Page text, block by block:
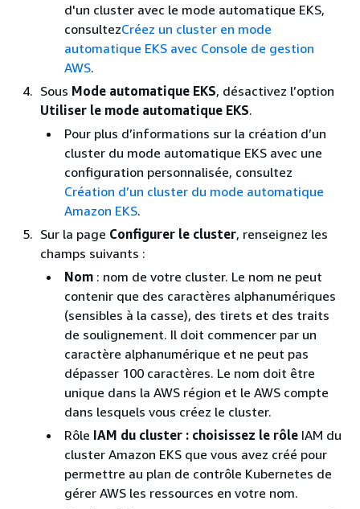
d'un cluster avec le mode automatique EKS,
consultezCréez un cluster en mode
automatique EKS avec Console de gestion
AWS.
Sous Mode automatique EKS, désactivez l’option
Utiliser le mode automatique EKS.
Pour plus d’informations sur la création d’un
cluster du mode automatique EKS avec une
configuration personnalisée, consultez
Création d’un cluster du mode automatique
Amazon EKS.
Sur la page Configurer le cluster, renseignez les
champs suivants :
Nom : nom de votre cluster. Le nom ne peut
contenir que des caractères alphanumériques
(sensibles à la casse), des tirets et des traits
de soulignement. Il doit commencer par un
caractère alphanumérique et ne peut pas
dépasser 100 caractères. Le nom doit être
unique dans la AWS région et le AWS compte
dans lesquels vous créez le cluster.
Rôle IAM du cluster : choisissez le rôle IAM du
cluster Amazon EKS que vous avez créé pour
permettre au plan de contrôle Kubernetes de
gérer AWS les ressources en votre nom.